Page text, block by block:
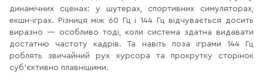
динамічних сценах: у шутерах, спортивних симуляторах,
екшн-іграх. Різниця між 60 Гц і 144 Гц відчувається досить
виразно — особливо тоді, коли система здатна видавати
достатню частоту кадрів. Та навіть поза іграми 144 Гц
роблять звичайний рух курсора та прокрутку сторінок
суб'єктивно плавнішими.